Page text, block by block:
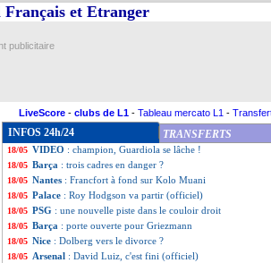
et Etranger
publicitaire
LiveScore - clubs de L1 - Tableau mercato L1 -
INFOS 24h/24 TRANSFERTS
18/05 PSG: la promesse de Draxler
18/05 EdF: Riolo commente le cas Benzema
18/05 Man Utd : Cavani, Boca ne lâche pas l'affaire !
18/05 EdF: le "bombazo" Benzema enflamme l'Espagne !
18/05 VIDEO : champion, Guardiola se lâche !
18/05 Barça : trois cadres en danger ?
18/05 Nantes : Francfort à fond sur Kolo Muani
18/05 Palace : Roy Hodgson va partir (officiel)
18/05 PSG : une nouvelle piste dans le couloir droit
18/05 Barça : porte ouverte pour Griezmann
18/05 Nice : Dolberg vers le divorce ?
18/05 Arsenal : David Luiz, c'est fini (officiel)